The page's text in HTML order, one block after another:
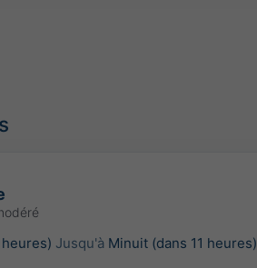
Jusqu'à Minuit (dans 11 heures)